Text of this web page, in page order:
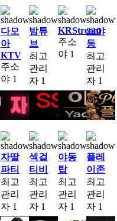
다모
아
KTV
주소
야 1
밤튜
브
최고
관리
자 1
KRStream
주소
야 1
22야
동
최고
관리
자 1
자딸
파티
최고
관리
자 1
섹걸
티비
최고
관리
자 1
야동
탑
최고
관리
자 1
플레
이존
최고
관리
자 1